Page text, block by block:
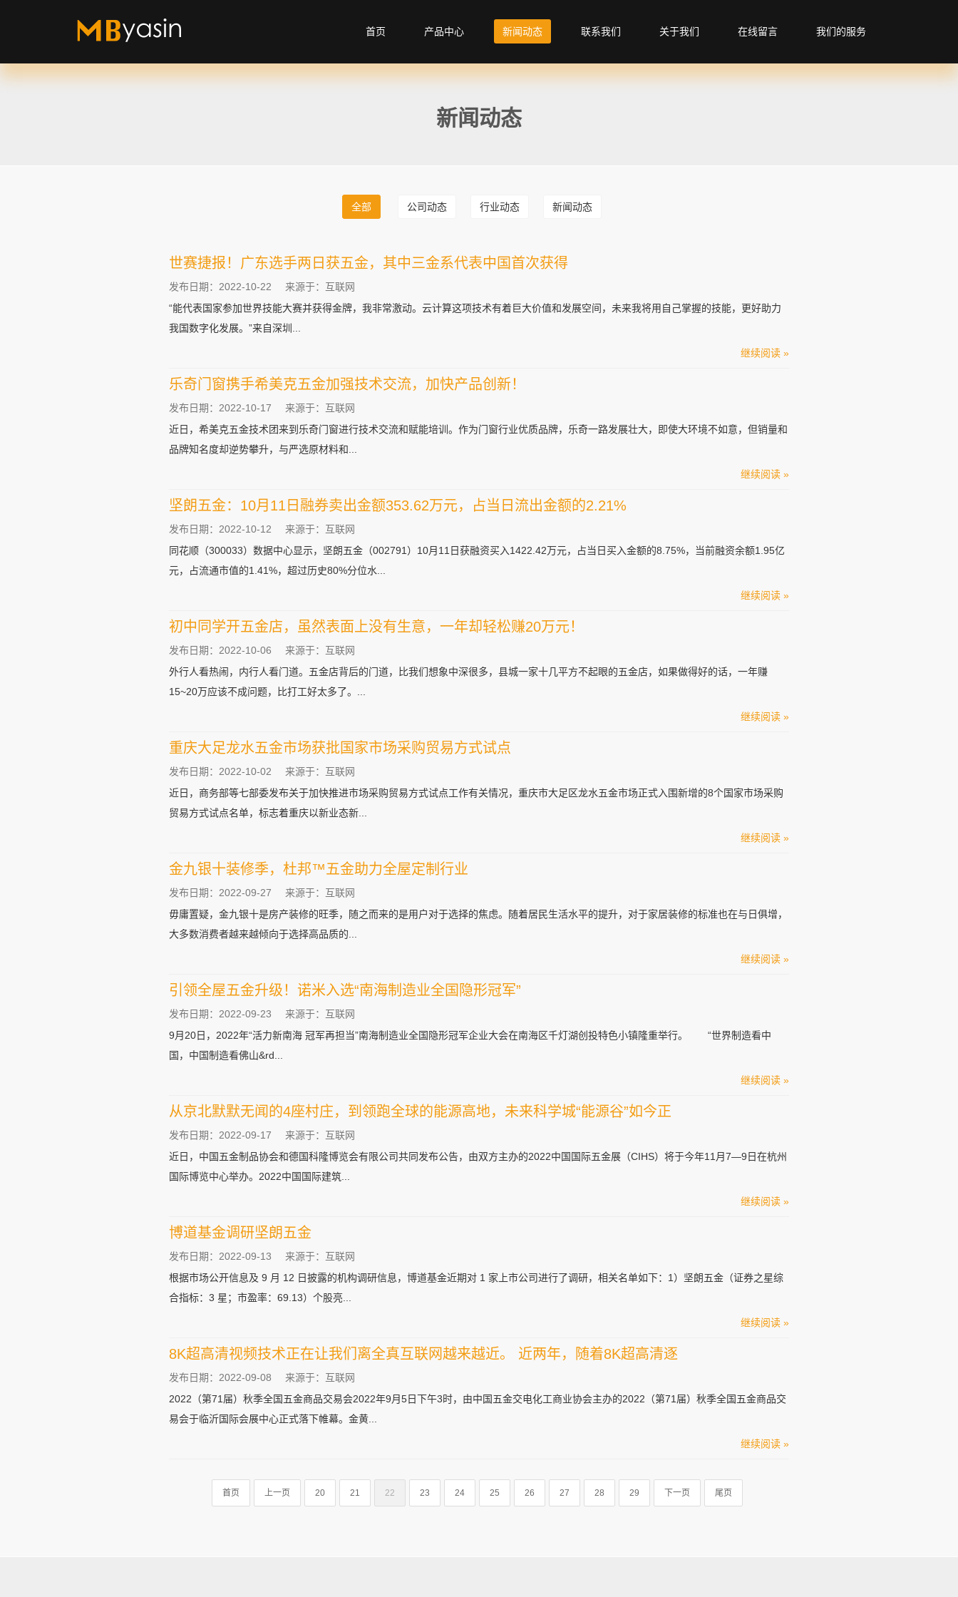
首页 产品中心 新闻动态 联系我们 关于我们 在线留言 我们的服务
新闻动态
全部 公司动态 行业动态 新闻动态
世赛捷报！广东选手两日获五金，其中三金系代表中国首次获得
发布日期：2022-10-22
来源于：互联网
“能代表国家参加世界技能大赛并获得金牌，我非常激动。云计算这项技术有着巨大价值和发展空间，未来我将用自己掌握的技能，更好助力
我国数字化发展。”来自深圳...
继续阅读 »
乐奇门窗携手希美克五金加强技术交流，加快产品创新！
发布日期：2022-10-17
来源于：互联网
近日，希美克五金技术团来到乐奇门窗进行技术交流和赋能培训。作为门窗行业优质品牌，乐奇一路发展壮大，即使大环境不如意，但销量和
品牌知名度却逆势攀升，与严选原材料和...
继续阅读 »
坚朗五金：10月11日融券卖出金额353.62万元，占当日流出金额的2.21%
发布日期：2022-10-12
来源于：互联网
同花顺（300033）数据中心显示，坚朗五金（002791）10月11日获融资买入1422.42万元，占当日买入金额的8.75%，当前融资余额1.95亿
元，占流通市值的1.41%，超过历史80%分位水...
继续阅读 »
初中同学开五金店，虽然表面上没有生意，一年却轻松赚20万元！
发布日期：2022-10-06
来源于：互联网
外行人看热闹，内行人看门道。五金店背后的门道，比我们想象中深很多，县城一家十几平方不起眼的五金店，如果做得好的话，一年赚
15~20万应该不成问题，比打工好太多了。...
继续阅读 »
重庆大足龙水五金市场获批国家市场采购贸易方式试点
发布日期：2022-10-02
来源于：互联网
近日，商务部等七部委发布关于加快推进市场采购贸易方式试点工作有关情况，重庆市大足区龙水五金市场正式入围新增的8个国家市场采购
贸易方式试点名单，标志着重庆以新业态新...
继续阅读 »
金九银十装修季，杜邦™五金助力全屋定制行业
发布日期：2022-09-27
来源于：互联网
毋庸置疑，金九银十是房产装修的旺季，随之而来的是用户对于选择的焦虑。随着居民生活水平的提升，对于家居装修的标准也在与日俱增，
大多数消费者越来越倾向于选择高品质的...
继续阅读 »
引领全屋五金升级！诺米入选“南海制造业全国隐形冠军”
发布日期：2022-09-23
来源于：互联网
9月20日，2022年“活力新南海 冠军再担当”南海制造业全国隐形冠军企业大会在南海区千灯湖创投特色小镇隆重举行。 “世界制造看中
国，中国制造看佛山&rd...
继续阅读 »
从京北默默无闻的4座村庄，到领跑全球的能源高地，未来科学城“能源谷”如今正
发布日期：2022-09-17
来源于：互联网
近日，中国五金制品协会和德国科隆博览会有限公司共同发布公告，由双方主办的2022中国国际五金展（CIHS）将于今年11月7—9日在杭州
国际博览中心举办。2022中国国际建筑...
继续阅读 »
博道基金调研坚朗五金
发布日期：2022-09-13
来源于：互联网
根据市场公开信息及 9 月 12 日披露的机构调研信息，博道基金近期对 1 家上市公司进行了调研，相关名单如下：1）坚朗五金（证券之星综
合指标：3 星；市盈率：69.13）个股亮...
继续阅读 »
8K超高清视频技术正在让我们离全真互联网越来越近。 近两年，随着8K超高清逐
发布日期：2022-09-08
来源于：互联网
2022（第71届）秋季全国五金商品交易会2022年9月5日下午3时，由中国五金交电化工商业协会主办的2022（第71届）秋季全国五金商品交
易会于临沂国际会展中心正式落下帷幕。金黄...
继续阅读 »
首页 上一页 20 21 22 23 24 25 26 27 28 29 下一页 尾页